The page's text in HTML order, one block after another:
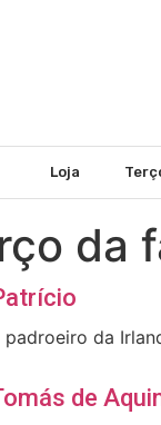
Loja
da
da
de